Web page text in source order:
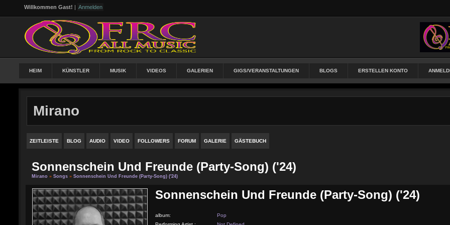
Willkommen Gast! | Anmelden
HEIM KÜNSTLER MUSIK VIDEOS GALERIEN GIGS/VERANSTALTUNGEN BLOGS ERSTELLEN KONTO
Mirano
ZEITLEISTE BLOG AUDIO VIDEO FOLLOWERS FORUM GALERIE GÄSTEBUCH
Sonnenschein Und Freunde (Party-Song) ('24)
Mirano » Songs » Sonnenschein Und Freunde (Party-Song) ('24)
Sonnenschein Und Freunde (Party-Song) ('24)
album:
Pop